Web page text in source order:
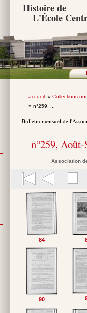
Histoire de
L'École
accueil» Collections
» n°259, ...
Bulletin mensuel de
n°259,
Association
84
90